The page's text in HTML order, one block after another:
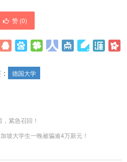
赞 (0)
德国大学
紧急召回！
坡大学生一晚被骗逾4万新元！